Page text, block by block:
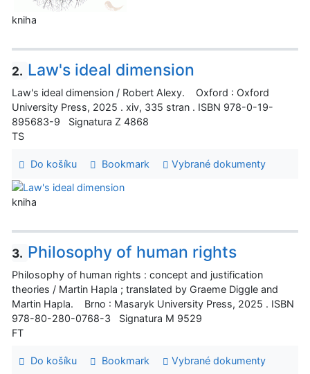
kniha
2. Law's ideal dimension
Law's ideal dimension / Robert Alexy. Oxford : Oxford
University Press, 2025 . xiv, 335 stran . ISBN 978-0-19-
895683-9 Signatura Z 4868
TS
Do košíku Bookmark Vybrané dokumenty
kniha
3. Philosophy of human rights
Philosophy of human rights : concept and justification
theories / Martin Hapla ; translated by Graeme Diggle and
Martin Hapla. Brno : Masaryk University Press, 2025 . ISBN
978-80-280-0768-3 Signatura M 9529
FT
Do košíku Bookmark Vybrané dokumenty